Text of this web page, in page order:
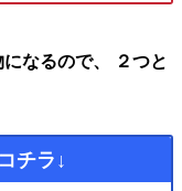
なるので、 ２つと
チラ↓